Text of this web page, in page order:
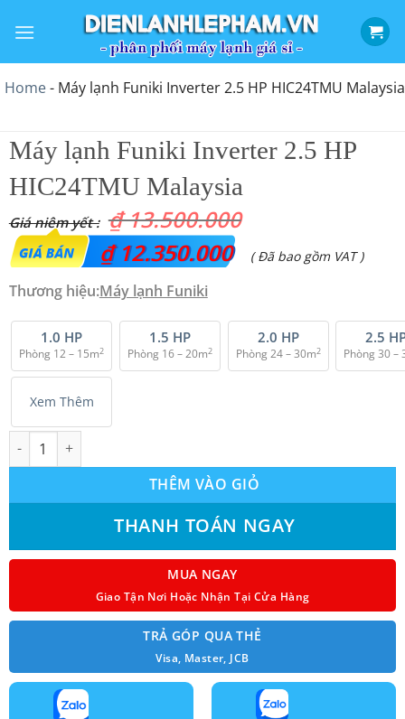
qua
dung
Home- Máy lạnh Funiki Inverter 2.5 HP HIC24TMU Malaysia
Máy lạnh Funiki Inverter 2.5 HP
HIC24TMU Malaysia
₫13.500.000
Giá
gốc
₫ 13.500.000.
₫12.350.000
Giá
là:
₫ 12.350.000.
( Đã bao gồm VAT )
Thương hiệu:Máy lạnh Funiki
1.0 HP
Phòng 12 – 15m2
1.5 HP
Phòng 16 – 20m2
2.0 HP
Phòng 24 – 30m2
2.5
Phòng 30 –
Xem Thêm
Máy lạnh Funiki Inverter 2.5 HP HIC24TMU Malaysia số lượng
THÊM VÀO GIỎ
THANH TOÁN NGAY
MUA NGAY
Giao Tận Nơi Hoặc Nhận Tại Cửa Hàng
TRẢ GÓP QUA THẺ
Visa, Master, JCB